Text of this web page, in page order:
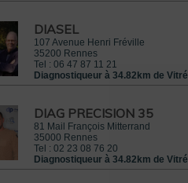
DIASEL
107 Avenue Henri Fréville
35200 Rennes
Tel : 06 47 87 11 21
Diagnostiqueur à 34.82km de Vitré
DIAG PRECISION 35
81 Mail François Mitterrand
35000 Rennes
Tel : 02 23 08 76 20
Diagnostiqueur à 34.82km de Vitré